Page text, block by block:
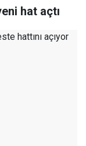
hat açtı